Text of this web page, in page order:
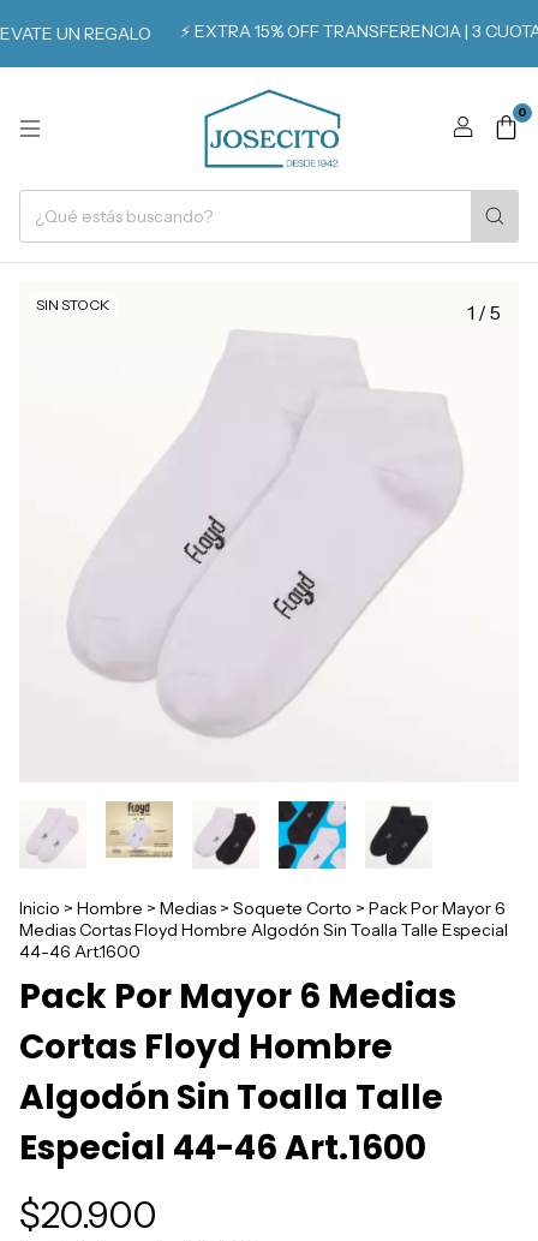
REGALO ⚡️ EXTRA 15% OFF TRANSFERENCIA | 3 CUOTAS SIN
0
SIN STOCK 1 / 5
Inicio > Hombre > Medias > Soquete Corto > Pack Por Mayor 6
Medias Cortas Floyd Hombre Algodón Sin Toalla Talle Especial
44-46 Art.1600
Pack Por Mayor 6 Medias
Cortas Floyd Hombre
Algodón Sin Toalla Talle
Especial 44-46 Art.1600
$20.900